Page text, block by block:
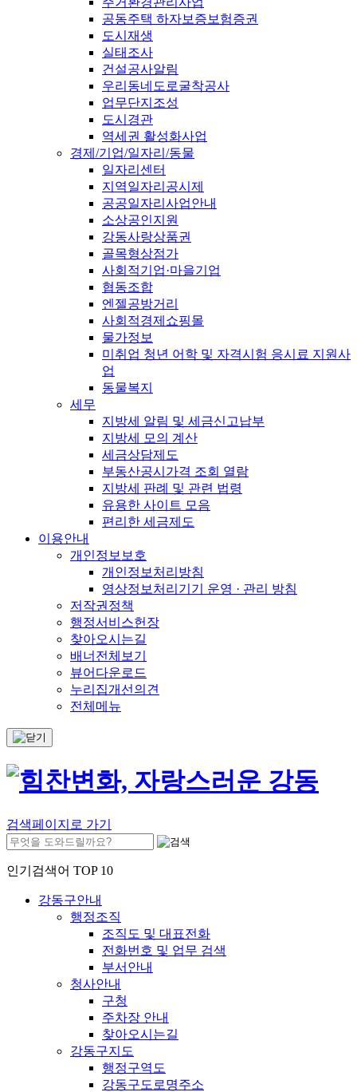
공동주택 하자보증보험증권
도시재생
실태조사
건설공사알림
우리동네도로굴착공사
업무단지조성
도시경관
역세권 활성화사업
경제/기업/일자리/동물
일자리센터
지역일자리공시제
공공일자리사업안내
소상공인지원
강동사랑상품권
골목형상점가
사회적기업·마을기업
협동조합
엔젤공방거리
사회적경제쇼핑몰
물가정보
미취업 청년 어학 및 자격시험 응시료 지원사
업
동물복지
세무
지방세 알림 및 세금신고납부
지방세 모의 계산
세금상담제도
부동산공시가격 조회 열람
지방세 판례 및 관련 법령
유용한 사이트 모음
편리한 세금제도
이용안내
개인정보보호
개인정보처리방침
영상정보처리기기 운영 · 관리 방침
저작권정책
행정서비스헌장
찾아오시는길
배너전체보기
뷰어다운로드
누리집개선의견
전체메뉴
검색페이지로 가기
인기검색어 TOP 10
강동구안내
행정조직
조직도 및 대표전화
전화번호 및 업무 검색
부서안내
청사안내
구청
주차장 안내
찾아오시는길
강동구지도
행정구역도
강동구도로명주소